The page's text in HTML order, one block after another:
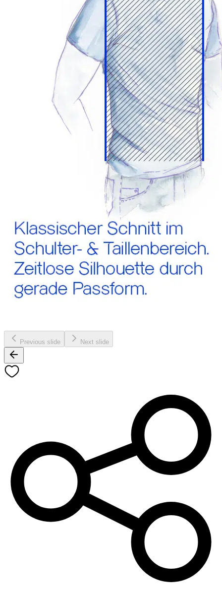
Previous slide Next slide